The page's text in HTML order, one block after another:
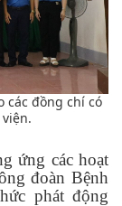
các đồng chí có
ứng các hoạt
đoàn Bệnh
phát động